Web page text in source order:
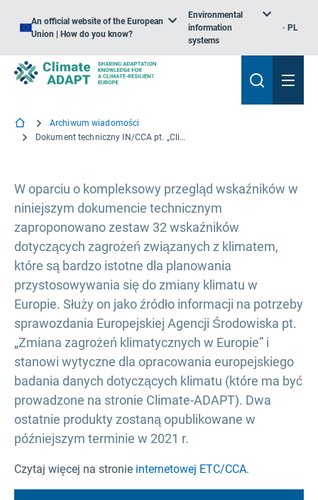
An official website of the European
Union | How do you know?
Environmental
information
systems
PL
Archiwum wiadomości
Dokument techniczny IN/CCA pt. „Climate-related threat Index for Europe” [Wskaźniki zagrożeń związanych z klimatem dla Europy]
W oparciu o kompleksowy przegląd wskaźników w
niniejszym dokumencie technicznym
zaproponowano zestaw 32 wskaźników
dotyczących zagrożeń związanych z klimatem,
które są bardzo istotne dla planowania
przystosowywania się do zmiany klimatu w
Europie. Służy on jako źródło informacji na potrzeby
sprawozdania Europejskiej Agencji Środowiska pt.
„Zmiana zagrożeń klimatycznych w Europie” i
stanowi wytyczne dla opracowania europejskiego
badania danych dotyczących klimatu (które ma być
prowadzone na stronie Climate-ADAPT). Dwa
ostatnie produkty zostaną opublikowane w
późniejszym terminie w 2021 r.
Czytaj więcej na stronie internetowej ETC/CCA.